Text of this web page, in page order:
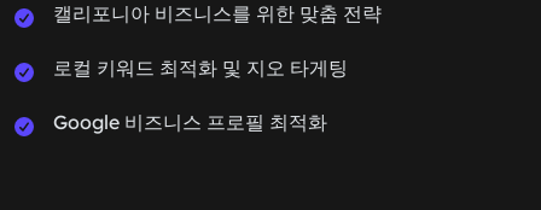
캘리포니아 비즈니스를 위한 맞춤 전략
로컬 키워드 최적화 및 지오 타게팅
Google 비즈니스 프로필 최적화